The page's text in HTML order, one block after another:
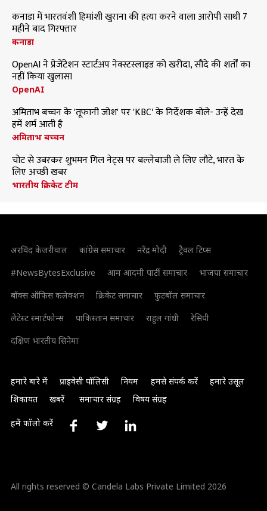
कनाडा में भारतवंशी हिमांशी खुराना की हत्या करने वाला आरोपी साथी 7
महीने बाद गिरफ्तार
कनाडा
OpenAI ने प्रेजेंटेशन स्टार्टअप नेक्स्टस्लाइड को खरीदा, सौदे की शर्तों का
नहीं किया खुलासा
OpenAI
अमिताभ बच्चन के 'तूफानी जोश' पर 'KBC' के निर्देशक बोले- उन्हें देख
हमें शर्म आती है
अमिताभ बच्चन
चोट से उबरकर शुभमन गिल नेट्स पर बल्लेबाजी ले लिए लौटे, भारत के
लिए अच्छी खबर
भारतीय क्रिकेट टीम
अरविंद केजरीवाल कांग्रेस समाचार नरेंद्र मोदी
ट्रैवल टिप्स
#NewsBytesExclusive
आम आदमी पार्टी समाचार
भाजपा समाचार
बॉक्स ऑफिस कलेक्शन
क्रिकेट समाचार
फुटबॉल समाचार
लेटेस्ट स्मार्टफोन्स
पाकिस्तान समाचार राहुल गांधी
रेसिपी
दक्षिण भारतीय सिनेमा
हमारे बारे में प्राइवेसी पॉलिसी नियम हमसे संपर्क करें
हमारे उसूल
शिकायत
खबरें समाचार संग्रह विषय संग्रह
हमें फॉलो करें
All rights reserved © Candela Labs Private Limited 2026